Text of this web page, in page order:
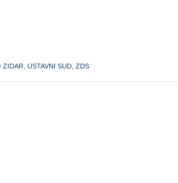
ZIDAR USTAVNI SUD ZDS